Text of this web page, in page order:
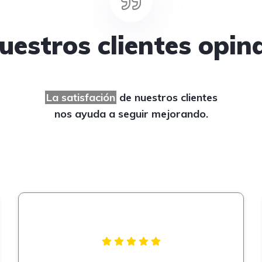
clientes
La satisfación de nuestros clientes
nos ayuda a seguir mejorando.